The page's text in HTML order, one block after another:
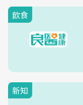
飲食
新知